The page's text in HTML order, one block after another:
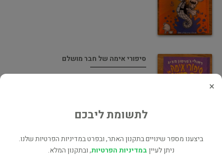
סיפורי אימה של חבר מושלם
יומנו של חבר מושלם
×
לתשומת ליבכם
ביצענו מספר שינויים בתקנון האתר, ובפרט במדיניות הפרטיות שלנו.
ניתן לעייןבמדיניות הפרטיות, ובתקנון המלא.